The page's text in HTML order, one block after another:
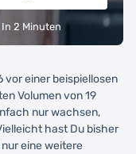
2 Minuten
einer beispiellosen
Volumen von 19
nur wachsen,
hast Du bisher
nur eine weitere